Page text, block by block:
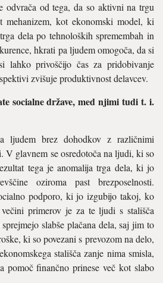
od tega, da so aktivni na trgu
kot ekonomski model, ki
dela po tehnoloških spremembah in
hkrati pa ljudem omogoča, da si
lahko privoščijo čas za pridobivanje
zvišuje produktivnost delavcev.
socialne države, med njimi tudi t. i.
ljudem brez dohodkov z različnimi
V glavnem se osredotoča na ljudi, ki so
tega je anomalija trga dela, ki jo
oziroma past brezposelnosti.
podporo, ki jo izgubijo takoj, ko
primerov je za te ljudi s stališča
slabše plačana dela, saj jim to
ki so povezani s prevozom na delo,
stališča zanje nima smisla,
pomoč finančno prinese več kot slabo